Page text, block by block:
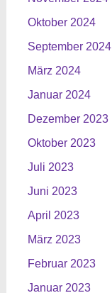
Oktober 2024
September 2024
März 2024
Januar 2024
Dezember 2023
Oktober 2023
Juli 2023
Juni 2023
April 2023
März 2023
Februar 2023
Januar 2023